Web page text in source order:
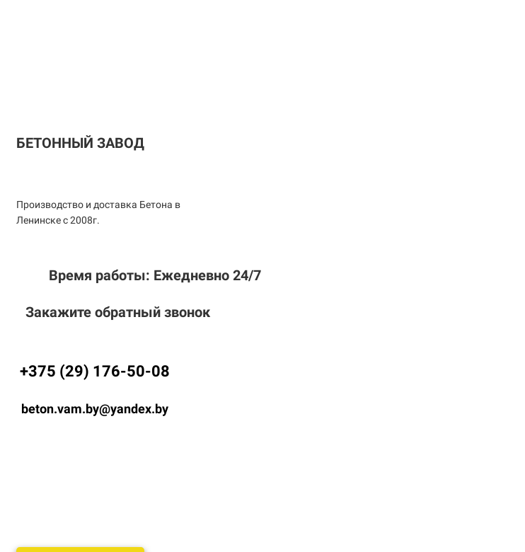
БЕТОННЫЙ ЗАВОД
Производство и доставка Бетона в
Ленинске с 2008г.
Время работы: Ежедневно 24/7
Закажите обратный звонок
+375 (29) 176-50-08
beton.vam.by@yandex.by